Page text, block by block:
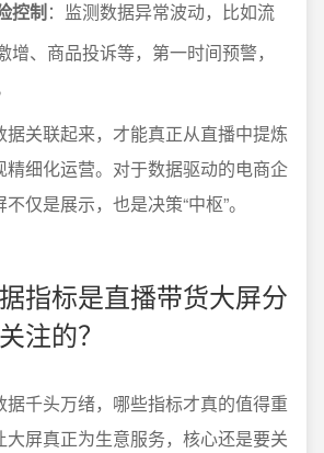
控制：监测数据异常波动，比如流
增、商品投诉等，第一时间预警，
关联起来，才能真正从直播中提炼
精细化运营。对于数据驱动的电商企
仅是展示，也是决策“中枢”。
指标是直播带货大屏分
注的？
据千头万绪，哪些指标才真的值得重
大屏真正为生意服务，核心还是要关